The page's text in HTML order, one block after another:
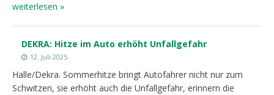
weiterlesen »
DEKRA: Hitze im Auto erhöht Unfallgefahr
12. Juli 2025
Halle/Dekra. Sommerhitze bringt Autofahrer nicht nur zum
Schwitzen, sie erhöht auch die Unfallgefahr, erinnern die